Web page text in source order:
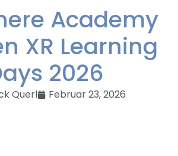
Academy
XR Learning
2026
Querl Februar 23, 2026